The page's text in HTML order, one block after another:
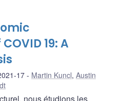
19: A
17 Martin Kuncl, Austin